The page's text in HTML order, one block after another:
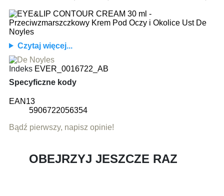
Czytaj więcej...
Indeks EVER_0016722_AB
Specyficzne kody
EAN13
5906722056354
Bądź pierwszy, napisz opinie!
OBEJRZYJ JESZCZE RAZ